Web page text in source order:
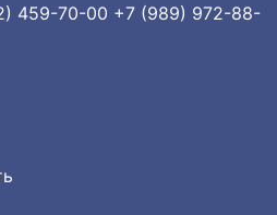
459-70-00 +7 (989) 972-88-